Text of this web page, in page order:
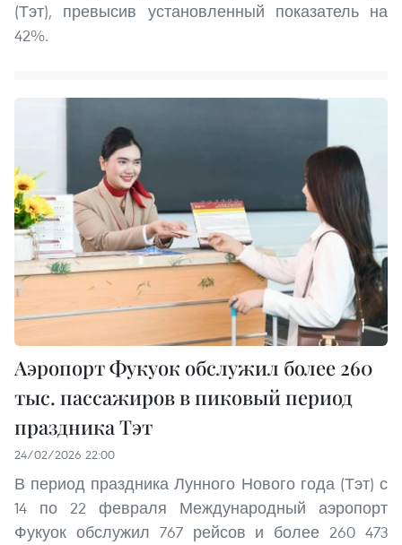
(Тэт), превысив установленный показатель на
42%.
Аэропорт Фукуок обслужил более 260
тыс. пассажиров в пиковый период
праздника Тэт
24/02/2026 22:00
В период праздника Лунного Нового года (Тэт) с
14 по 22 февраля Международный аэропорт
Фукуок обслужил 767 рейсов и более 260 473